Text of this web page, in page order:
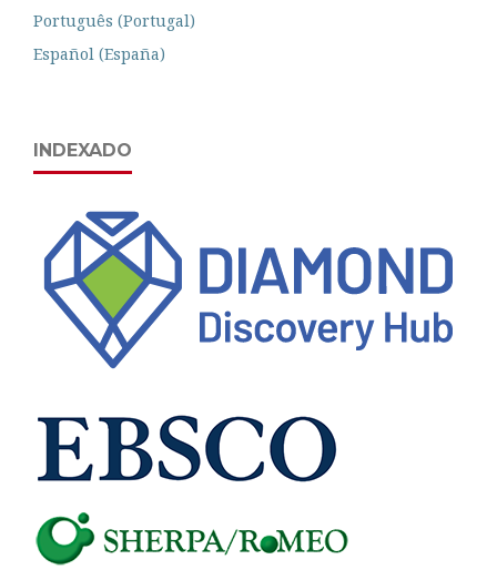
Português (Portugal)
Español (España)
INDEXADO